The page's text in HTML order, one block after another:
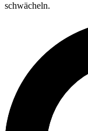
schwächeln.